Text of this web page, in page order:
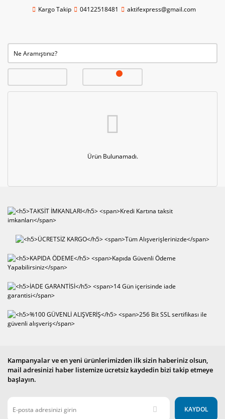
Kargo Takip 04122518481 aktifexpress@gmail.com
Ürün Bulunamadı.
Kampanyalar ve en yeni ürünlerimizden ilk sizin haberiniz olsun,
mail adresinizi haber listemize ücretsiz kaydedin bizi takip etmeye
başlayın.
KAYDOL